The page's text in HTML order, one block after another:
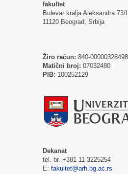
fakultet
Bulevar kralja Aleksandra 73/II
11120 Beograd, Srbija
Žiro račun: 840-
Matični broj: 07032480
PIB: 100252129
Dekanat
tel. br. +381 11 3225254
E: fakultet@arh.bg.ac.rs